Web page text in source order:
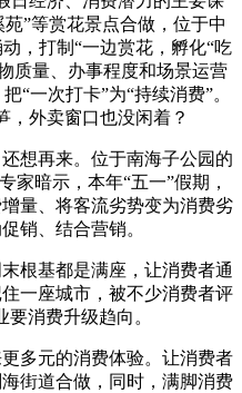
”等赏花景点合做，位于中
，打制“一边赏花，孵化“吃
质量、办事程度和场景运营
“一次打卡”为“持续消费”。
，外卖窗口也没闲着？
再来。位于南海子公园的
家暗示，本年“五一”假期，
量、将客流劣势变为消费劣
销、结合营销。
基都是满座，让消费者通
一座城市，被不少消费者评
要消费升级趋向。
元的消费体验。让消费者
街道合做，同时，满脚消费